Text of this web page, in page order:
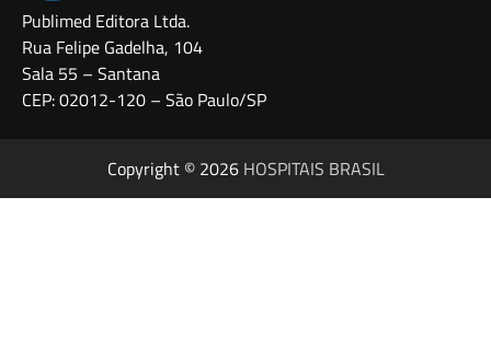
Publimed Editora Ltda.
Rua Felipe Gadelha, 104
Sala 55 – Santana
CEP: 02012-120 – São Paulo/SP
Copyright © 2026 HOSPITAIS BRASIL